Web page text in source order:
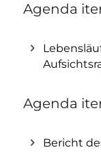
Agenda
Agenda
Bericht